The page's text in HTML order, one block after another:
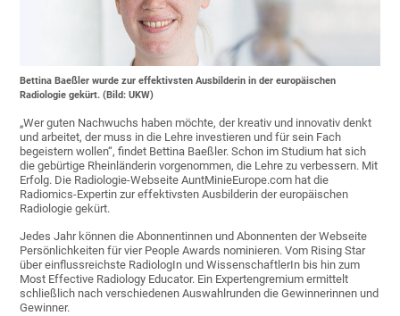
Bettina Baeßler wurde zur effektivsten Ausbilderin in der europäischen
Radiologie gekürt. (Bild: UKW)
„Wer guten Nachwuchs haben möchte, der kreativ und innovativ denkt
und arbeitet, der muss in die Lehre investieren und für sein Fach
begeistern wollen“, findet Bettina Baeßler. Schon im Studium hat sich
die gebürtige Rheinländerin vorgenommen, die Lehre zu verbessern. Mit
Erfolg. Die Radiologie-Webseite AuntMinieEurope.com hat die
Radiomics-Expertin zur effektivsten Ausbilderin der europäischen
Radiologie gekürt.
Jedes Jahr können die Abonnentinnen und Abonnenten der Webseite
Persönlichkeiten für vier People Awards nominieren. Vom Rising Star
über einflussreichste RadiologIn und WissenschaftlerIn bis hin zum
Most Effective Radiology Educator. Ein Expertengremium ermittelt
schließlich nach verschiedenen Auswahlrunden die Gewinnerinnen und
Gewinner.